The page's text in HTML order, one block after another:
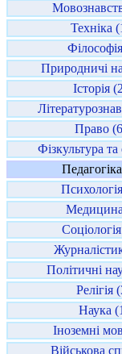
Техніка
Природничі
Історія
Право
Фізкультура
Політичні
Релігія
Наука
Іноземні
Військова